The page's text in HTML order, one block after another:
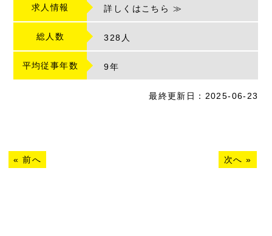
求人情報 詳しくはこちら ≫
総人数 328人
平均従事年数 9年
最終更新日：2025-06-23
«前へ 次へ »